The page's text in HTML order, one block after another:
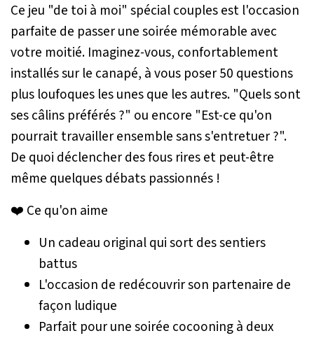
Ce jeu "de toi à moi" spécial couples est l'occasion
parfaite de passer une soirée mémorable avec
votre moitié. Imaginez-vous, confortablement
installés sur le canapé, à vous poser 50 questions
plus loufoques les unes que les autres. "Quels sont
ses câlins préférés ?" ou encore "Est-ce qu'on
pourrait travailler ensemble sans s'entretuer ?".
De quoi déclencher des fous rires et peut-être
même quelques débats passionnés !
❤️ Ce qu'on aime
Un cadeau original qui sort des sentiers
battus
L'occasion de redécouvrir son partenaire de
façon ludique
Parfait pour une soirée cocooning à deux